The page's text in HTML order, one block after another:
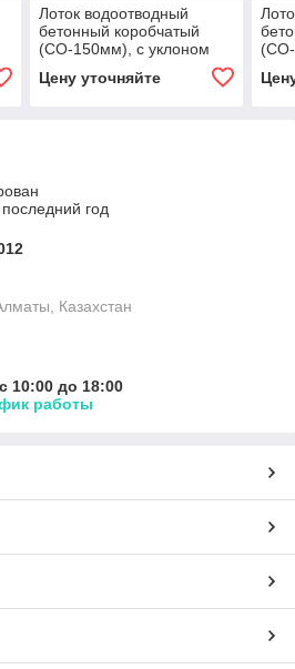
Лоток водоотводный
бетонный коробчатый
(СО-150мм), с уклоном
(15).23,5(19,5)-BGU, № 9
Цену уточняйте
(СО-
год
Казахстан
10:00 до 18:00
работы